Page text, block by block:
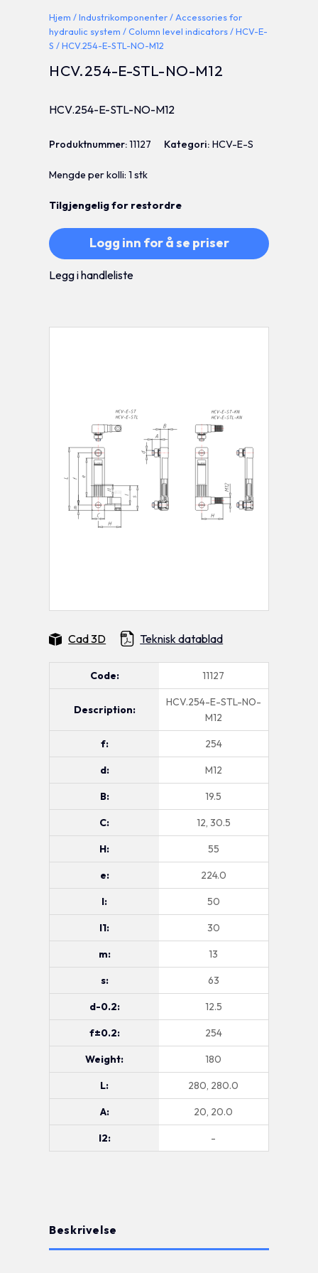
Hjem /Industrikomponenter/ Accessories for
hydraulic system /Column level indicators/HCV-E-
S / HCV.254-E-STL-NO-M12
HCV.254-E-STL-NO-M12
HCV.254-E-STL-NO-M12
Produktnummer:11127 Kategori:HCV-E-S
Mengde per kolli: 1 stk
Tilgjengelig for restordre
Logg inn for å se priser
Legg i handleliste
Code: 11127
Description:
HCV.254-E-STL-NO-
M12
f: 254
d: M12
B: 19.5
C: 12, 30.5
H: 55
e: 224.0
l: 50
l1: 30
m: 13
s: 63
d-0.2: 12.5
f±0.2: 254
Weight: 180
L: 280, 280.0
A: 20, 20.0
l2: -
Cad 3D Teknisk datablad
Beskrivelse